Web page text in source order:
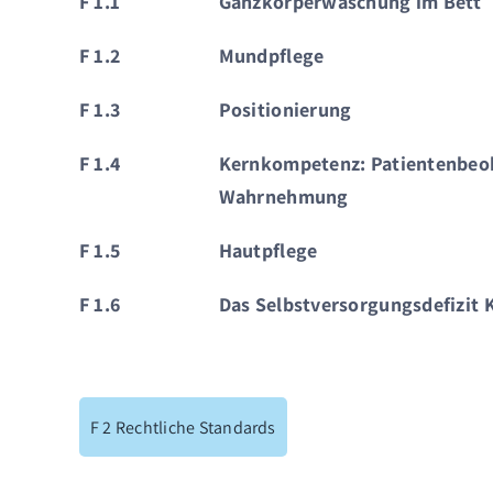
F 1.2 Mundpflege
F 1.3 Positionierung
F 1.4
Kernkompetenz:
Wahrnehmung
F 1.5 Hautpflege
F 1.6 Das Selbstversorgungsdefizit
F 2 Rechtliche Standards